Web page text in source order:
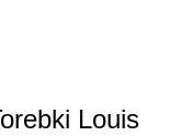
Louis